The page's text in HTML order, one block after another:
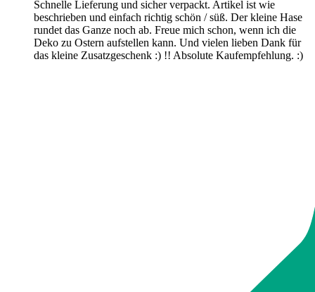
Schnelle Lieferung und sicher verpackt. Artikel ist wie
beschrieben und einfach richtig schön / süß. Der kleine Hase
rundet das Ganze noch ab. Freue mich schon, wenn ich die
Deko zu Ostern aufstellen kann. Und vielen lieben Dank für
das kleine Zusatzgeschenk :) !! Absolute Kaufempfehlung. :)